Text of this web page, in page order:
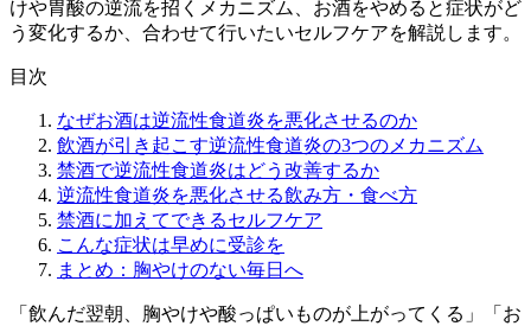
けや胃酸の逆流を招くメカニズム、お酒をやめると症状がど
う変化するか、合わせて行いたいセルフケアを解説します。
目次
なぜお酒は逆流性食道炎を悪化させるのか
飲酒が引き起こす逆流性食道炎の3つのメカニズム
禁酒で逆流性食道炎はどう改善するか
逆流性食道炎を悪化させる飲み方・食べ方
禁酒に加えてできるセルフケア
こんな症状は早めに受診を
まとめ：胸やけのない毎日へ
「飲んだ翌朝、胸やけや酸っぱいものが上がってくる」「お